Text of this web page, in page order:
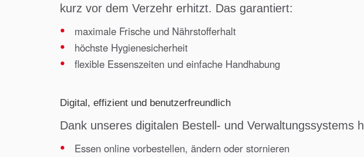
kurz vor dem Verzehr erhitzt. Das garantiert:
maximale Frische und Nährstofferhalt
höchste Hygienesicherheit
flexible Essenszeiten und einfache Handhabung
Digital, effizient und benutzerfreundlich
Dank unseres digitalen Bestell- und Verwaltungssystems
Essen online vorbestellen, ändern oder stornieren